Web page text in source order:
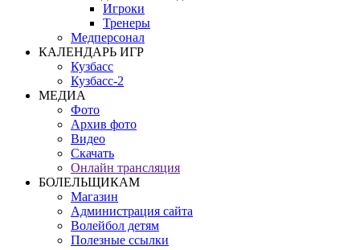
Игроки
Тренеры
Медперсонал
КАЛЕНДАРЬ ИГР
Кузбасс
Кузбасс-2
МЕДИА
Фото
Архив фото
Видео
Скачать
Онлайн трансляция
БОЛЕЛЬЩИКАМ
Магазин
Администрация сайта
Волейбол детям
Полезные ссылки